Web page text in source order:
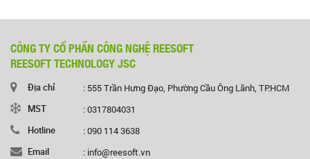
CÔNG TY CỔ PHẦN CÔNG NGHỆ REESOFT
REESOFT TECHNOLOGY JSC
Địa chỉ
: 555 Trần Hưng Đạo, Phường Cầu Ông Lãnh, TP.HCM
MST
: 0317804031
Hotline
: 090 114 3638
Email
: info@reesoft.vn